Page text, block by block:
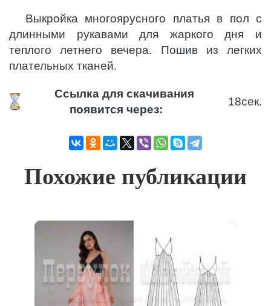
Выкройка многоярусного платья в пол с
длинными рукавами для жаркого дня и
теплого летнего вечера. Пошив из легких
плательных тканей.
Ссылка для скачивания
появится через:
18сек.
Похожие публикации